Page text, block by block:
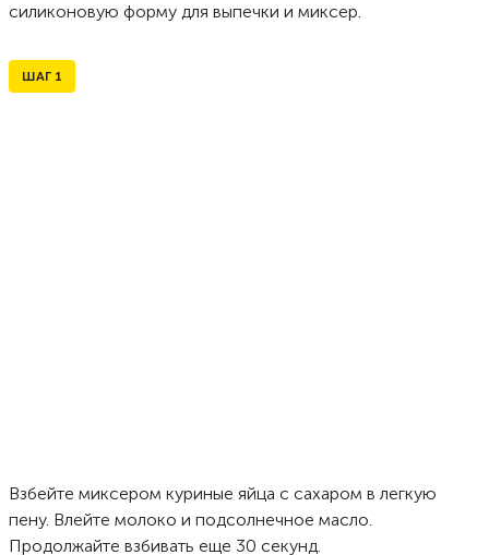
силиконовую форму для выпечки и миксер.
ШАГ 1
Взбейте миксером куриные яйца с сахаром в легкую
пену. Влейте молоко и подсолнечное масло.
Продолжайте взбивать еще 30 секунд.